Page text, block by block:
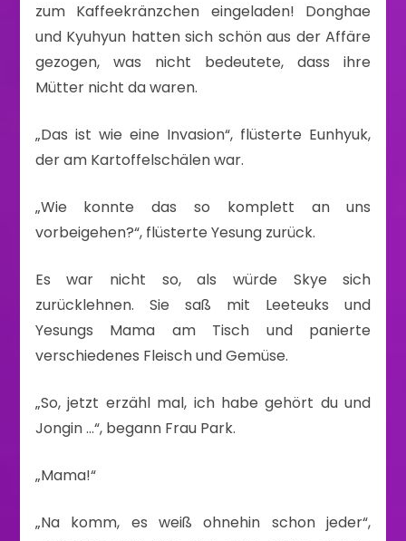
zum Kaffeekränzchen eingeladen! Donghae
und Kyuhyun hatten sich schön aus der Affäre
gezogen, was nicht bedeutete, dass ihre
Mütter nicht da waren.
„Das ist wie eine Invasion“, flüsterte Eunhyuk,
der am Kartoffelschälen war.
„Wie konnte das so komplett an uns
vorbeigehen?“, flüsterte Yesung zurück.
Es war nicht so, als würde Skye sich
zurücklehnen. Sie saß mit Leeteuks und
Yesungs Mama am Tisch und panierte
verschiedenes Fleisch und Gemüse.
„So, jetzt erzähl mal, ich habe gehört du und
Jongin …“, begann Frau Park.
„Mama!“
„Na komm, es weiß ohnehin schon jeder“,